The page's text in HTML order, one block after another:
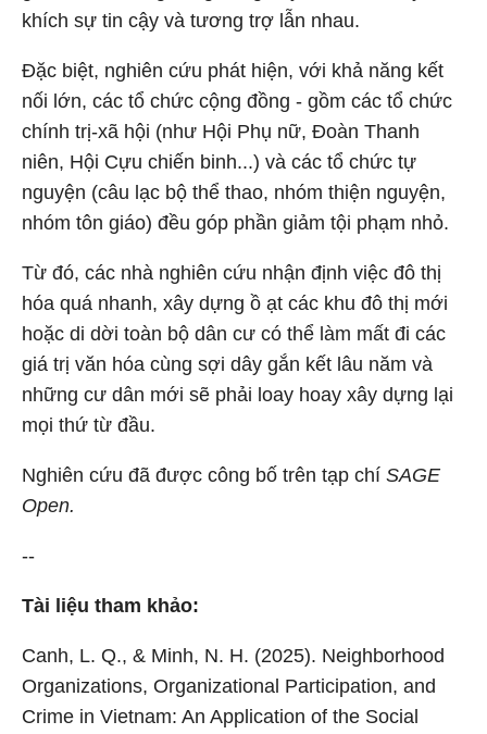
khích sự tin cậy và tương trợ lẫn nhau.
Đặc biệt, nghiên cứu phát hiện, với khả năng kết
nối lớn, các tổ chức cộng đồng - gồm các tổ chức
chính trị-xã hội (như Hội Phụ nữ, Đoàn Thanh
niên, Hội Cựu chiến binh...) và các tổ chức tự
nguyện (câu lạc bộ thể thao, nhóm thiện nguyện,
nhóm tôn giáo) đều góp phần giảm tội phạm nhỏ.
Từ đó, các nhà nghiên cứu nhận định việc đô thị
hóa quá nhanh, xây dựng ồ ạt các khu đô thị mới
hoặc di dời toàn bộ dân cư có thể làm mất đi các
giá trị văn hóa cùng sợi dây gắn kết lâu năm và
những cư dân mới sẽ phải loay hoay xây dựng lại
mọi thứ từ đầu.
Nghiên cứu đã được công bố trên tạp chí SAGE
Open.
--
Tài liệu tham khảo:
Canh, L. Q., & Minh, N. H. (2025). Neighborhood
Organizations, Organizational Participation, and
Crime in Vietnam: An Application of the Social